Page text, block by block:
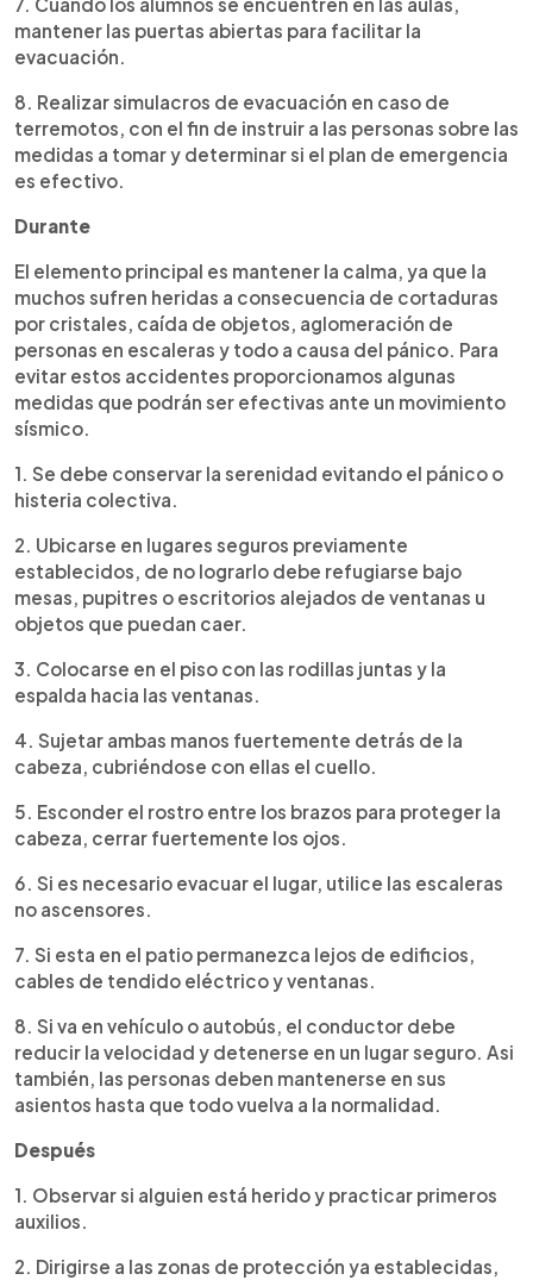
mantener las puertas abiertas para facilitar la
evacuación.
8. Realizar simulacros de evacuación en caso de
terremotos, con el fin de instruir a las personas sobre las
medidas a tomar y determinar si el plan de emergencia
es efectivo.
Durante
El elemento principal es mantener la calma, ya que la
muchos sufren heridas a consecuencia de cortaduras
por cristales, caída de objetos, aglomeración de
personas en escaleras y todo a causa del pánico. Para
evitar estos accidentes proporcionamos algunas
medidas que podrán ser efectivas ante un movimiento
sísmico.
1. Se debe conservar la serenidad evitando el pánico o
histeria colectiva.
2. Ubicarse en lugares seguros previamente
establecidos, de no lograrlo debe refugiarse bajo
mesas, pupitres o escritorios alejados de ventanas u
objetos que puedan caer.
3. Colocarse en el piso con las rodillas juntas y la
espalda hacia las ventanas.
4. Sujetar ambas manos fuertemente detrás de la
cabeza, cubriéndose con ellas el cuello.
5. Esconder el rostro entre los brazos para proteger la
cabeza, cerrar fuertemente los ojos.
6. Si es necesario evacuar el lugar, utilice las escaleras
no ascensores.
7. Si esta en el patio permanezca lejos de edificios,
cables de tendido eléctrico y ventanas.
8. Si va en vehículo o autobús, el conductor debe
reducir la velocidad y detenerse en un lugar seguro. Asi
también, las personas deben mantenerse en sus
asientos hasta que todo vuelva a la normalidad.
Después
1. Observar si alguien está herido y practicar primeros
auxilios.
2. Dirigirse a las zonas de protección ya establecidas,